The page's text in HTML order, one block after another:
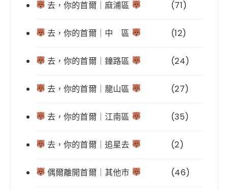
去，你的首爾｜麻浦區 (71)
去，你的首爾｜中 區 (12)
去，你的首爾｜鐘路區 (24)
去，你的首爾｜龍山區 (27)
去，你的首爾｜江南區 (35)
去，你的首爾｜追星去 (2)
偶爾離開首爾｜其他市 (46)